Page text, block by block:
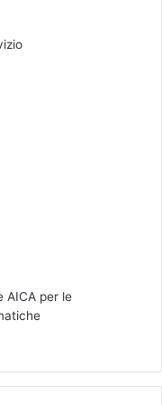
AICA per le